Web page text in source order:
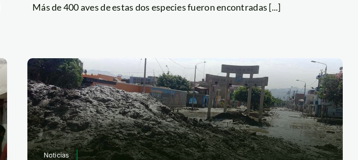
Más de 400 aves de estas dos especies fueron encontradas [...]
Noticias